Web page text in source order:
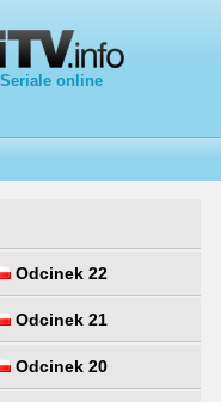
Seriale online
Odcinek 22
Odcinek 21
Odcinek 20